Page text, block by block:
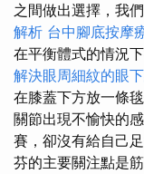
之間做出選擇，我
解析 台中腳底按摩
在平衡體式的情況
解決眼周細紋的眼
在膝蓋下方放一條毯
關節出現不愉快的感
賽，卻沒有給自己
芬的主要關注點是